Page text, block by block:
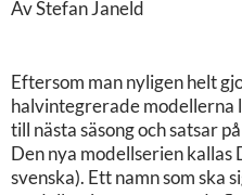
Av Stefan Janeld
Eftersom man nyligen helt
halvintegrerade modellerna
till nästa säsong och satsar
Den nya modellserien
svenska). Ett namn som ska